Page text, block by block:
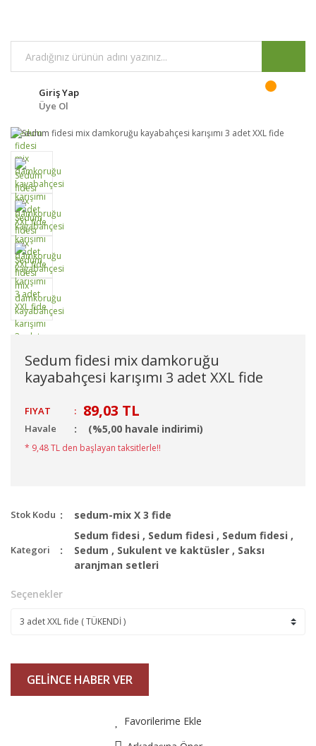
Giriş Yap
Üye Ol
Sedum fidesi mix damkoruğu
kayabahçesi karışımı 3 adet XXL fide
FIYAT : 89,03 TL
Havale (%5,00 havale indirimi)
* 9,48 TL den başlayan taksitlerle!!
Stok Kodu sedum-mix X 3 fide
Kategori
Sedum fidesi , Sedum fidesi , Sedum fidesi ,
Sedum , Sukulent ve kaktüsler , Saksı
aranjman setleri
Seçenekler
GELİNCE HABER VER
Favorilerime Ekle